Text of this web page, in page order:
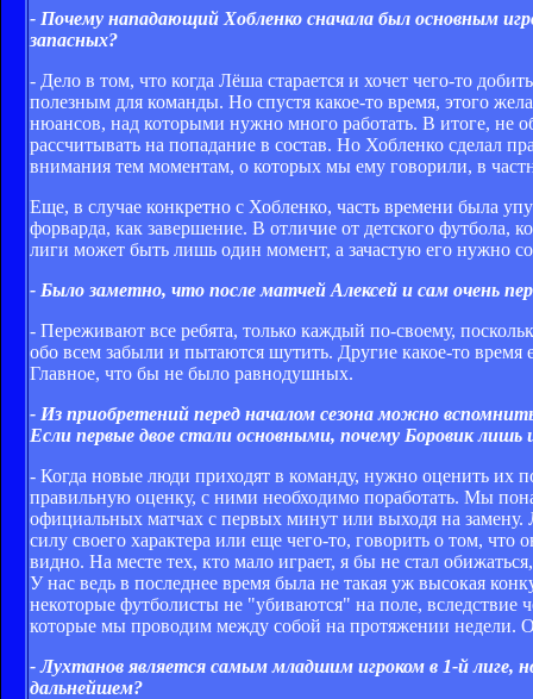
- Почему нападающий Хобленко сначала был основным
запасных?
- Дело в том, что когда Лёша старается и хочет чего-то
полезным для команды. Но спустя какое-то время, этого
нюансов, над которыми нужно много работать. В итоге, не
рассчитывать на попадание в состав. Но Хобленко сделал
внимания тем моментам, о которых мы ему говорили, в
Еще, в случае конкретно с Хобленко, часть времени была
форварда, как завершение. В отличие от детского футбола,
лиги может быть лишь один момент, а зачастую его нужно
- Было заметно, что после матчей Алексей и сам очень
- Переживают все ребята, только каждый по-своему,
обо всем забыли и пытаются шутить. Другие какое-то
Главное, что бы не было равнодушных.
- Из приобретений перед началом сезона можно
Если первые двое стали основными, почему Боровик
- Когда новые люди приходят в команду, нужно оценить их
правильную оценку, с ними необходимо поработать. Мы
официальных матчах с первых минут или выходя на
силу своего характера или еще чего-то, говорить о том,
видно. На месте тех, кто мало играет, я бы не стал
У нас ведь в последнее время была не такая уж высокая
некоторые футболисты не "убиваются" на поле, вследствие
которые мы проводим между собой на протяжении недели.
- Лухтанов является самым младшим игроком в 1-й лиге,
дальнейшем?